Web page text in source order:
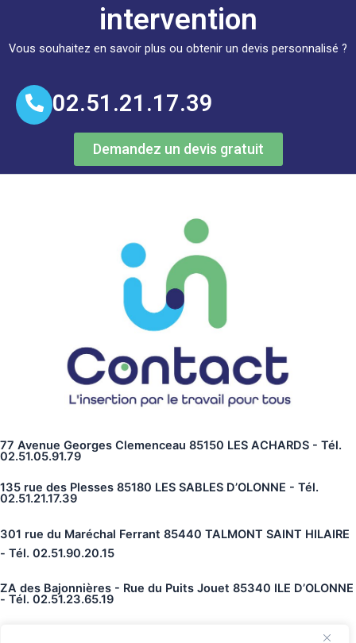
intervention
Vous souhaitez en savoir plus ou obtenir un devis personnalisé ?
02.51.21.17.39
Demandez un devis gratuit
77 Avenue Georges Clemenceau 85150 LES ACHARDS - Tél.
02.51.05.91.79
135 rue des Plesses 85180 LES SABLES D’OLONNE - Tél.
02.51.21.17.39
301 rue du Maréchal Ferrant 85440 TALMONT SAINT HILAIRE
- Tél. 02.51.90.20.15
ZA des Bajonnières - Rue du Puits Jouet 85340 ILE D’OLONNE
- Tél. 02.51.23.65.19